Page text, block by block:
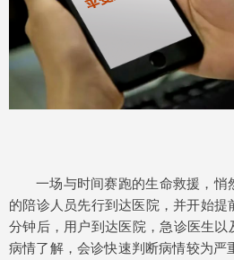
一场与时间赛跑的生命救援，悄
的陪诊人员先行到达医院，并开始
分钟后，用户到达医院，急诊医生
病情了解，会诊快速判断病情较为严